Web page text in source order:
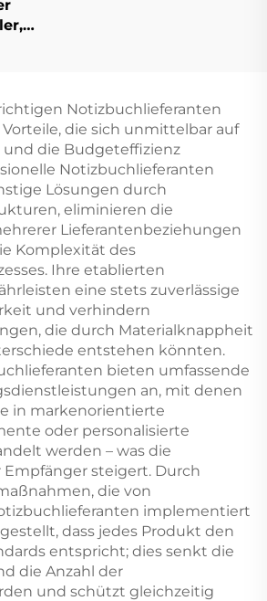
Notizbuchlieferanten
die sich unmittelbar auf
die Budgeteffizienz
Notizbuchlieferanten
Lösungen durch
eliminieren die
Lieferantenbeziehungen
Komplexität des
Ihre etablierten
eine stets zuverlässige
und verhindern
die durch Materialknappheit
entstehen könnten.
bieten umfassende
an, mit denen
in markenorientierte
oder personalisierte
werden – was die
steigert. Durch
die von
implementiert
dass jedes Produkt den
entspricht; dies senkt die
die Anzahl der
und schützt gleichzeitig